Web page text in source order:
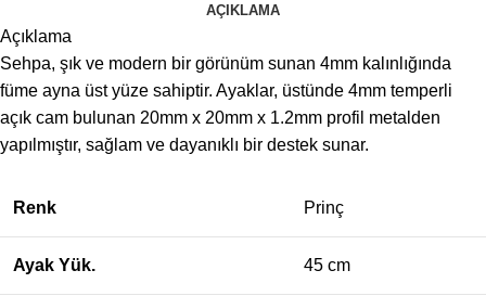
AÇIKLAMA
Açıklama
Sehpa, şık ve modern bir görünüm sunan 4mm kalınlığında
füme ayna üst yüze sahiptir. Ayaklar, üstünde 4mm temperli
açık cam bulunan 20mm x 20mm x 1.2mm profil metalden
yapılmıştır, sağlam ve dayanıklı bir destek sunar.
Renk Prinç
Ayak Yük. 45 cm